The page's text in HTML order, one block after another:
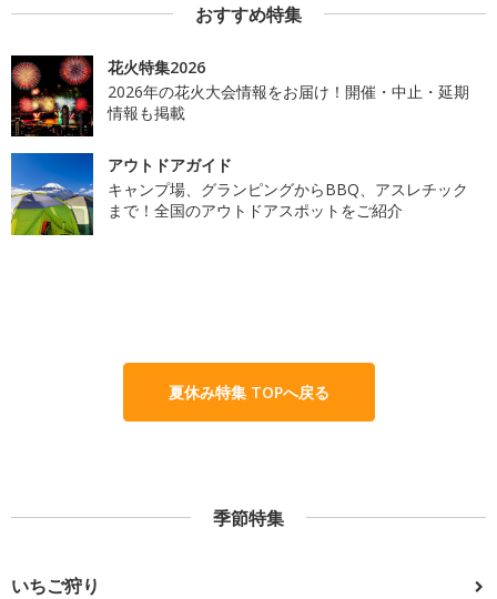
おすすめ特集
花火特集2026
2026年の花火大会情報をお届け！開催・中止・延期
情報も掲載
アウトドアガイド
キャンプ場、グランピングからBBQ、アスレチック
まで！全国のアウトドアスポットをご紹介
夏休み特集 TOPへ戻る
季節特集
いちご狩り